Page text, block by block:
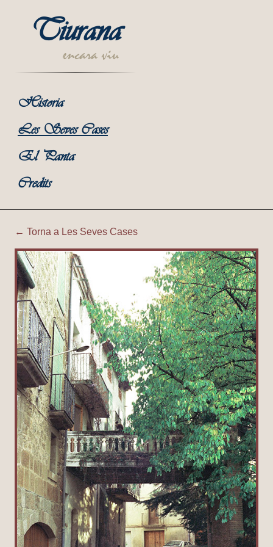
Tiurana
encara viu
Historia
Les Seves Cases
El Panta
Credits
Tiurana | Ca l'Oliva
← Torna a Les Seves Cases